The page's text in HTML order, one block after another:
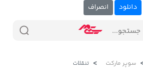
دانلود انصراف
سوپر مارکت تنقلات